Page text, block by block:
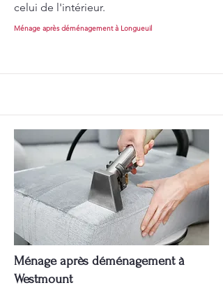
celui de l'intérieur.
Ménage après déménagement à Longueuil
Ménage après déménagement à
Westmount